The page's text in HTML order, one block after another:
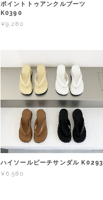
ポイントトゥアンクルブーツ
K0390
¥9,280
ハイソールビーチサンダル K0293
¥6,580